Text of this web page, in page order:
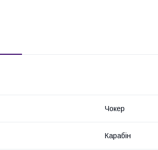
Чокер
Карабін